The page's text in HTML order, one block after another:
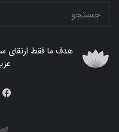
هدف ما فقط ارتقای